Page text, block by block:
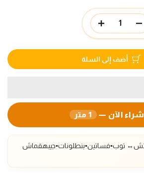
أضف إلى السلة
شراء الآن — 1 متر
↔️ توب▪️فساتين▪️بنطلونات▪️جيبهقماش